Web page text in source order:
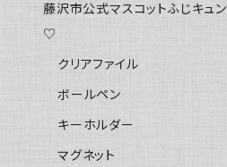
藤沢市公式マスコットふじキュン
♡
クリアファイル
ボールペン
キーホルダー
マグネット